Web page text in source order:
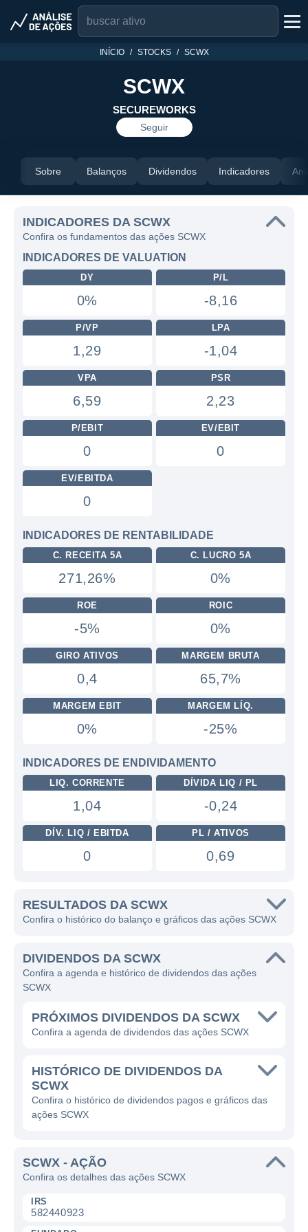
INÍCIO STOCKS SCWX
SCWX
SECUREWORKS
Seguir
Sobre Balanços Dividendos Indicadores
INDICADORES DA SCWX
Confira os fundamentos das ações SCWX
INDICADORES DE VALUATION
DY
0%
P/L
-8,16
P/VP
1,29
LPA
-1,04
VPA
6,59
PSR
2,23
P/EBIT
0
EV/EBIT
0
EV/EBITDA
0
INDICADORES DE RENTABILIDADE
C. RECEITA 5A
271,26%
C. LUCRO 5A
0%
ROE
-5%
ROIC
0%
GIRO ATIVOS
0,4
MARGEM BRUTA
65,7%
MARGEM EBIT
0%
MARGEM LÍQ.
-25%
INDICADORES DE ENDIVIDAMENTO
LIQ. CORRENTE
1,04
DÍVIDA LIQ / PL
-0,24
DÍV. LIQ / EBITDA
0
PL / ATIVOS
0,69
RESULTADOS DA SCWX
Confira o histórico do balanço e gráficos das ações SCWX
DIVIDENDOS DA SCWX
Confira a agenda e histórico de dividendos das ações
SCWX
PRÓXIMOS DIVIDENDOS DA SCWX
Confira a agenda de dividendos das ações SCWX
HISTÓRICO DE DIVIDENDOS DA
SCWX
Confira o histórico de dividendos pagos e gráficos das
ações SCWX
SCWX - AÇÃO
Confira os detalhes das ações SCWX
IRS
582440923